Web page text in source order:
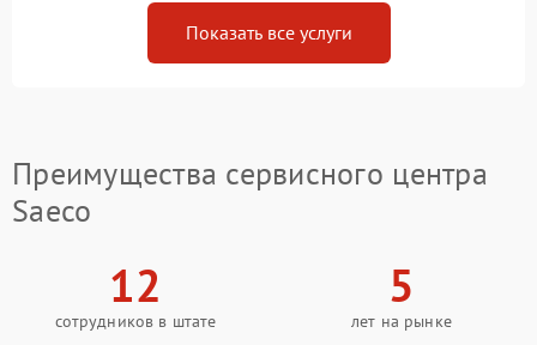
Показать все услуги
Преимущества сервисного центра
Saeco
12
сотрудников в штате
5
лет на рынке